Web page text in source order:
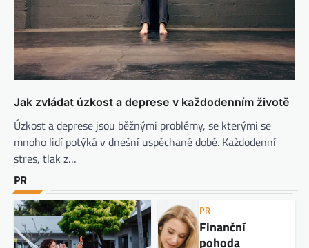
Jak zvládat úzkost a deprese v každodenním životě
Úzkost a deprese jsou běžnými problémy, se kterými se
mnoho lidí potýká v dnešní uspěchané době. Každodenní
stres, tlak z…
PR
PR
Finanční
pohoda